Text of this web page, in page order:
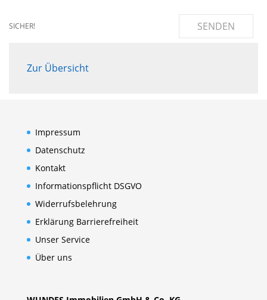
SICHER! SENDEN
Zur Übersicht
Impressum
Datenschutz
Kontakt
Informationspflicht DSGVO
Widerrufsbelehrung
Erklärung Barrierefreiheit
Unser Service
Über uns